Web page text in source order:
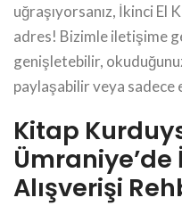
uğraşıyorsanız, İkinci El
adres! Bizimle iletişime
genişletebilir,
paylaşabilir veya sadece
Kitap
Alışverişi